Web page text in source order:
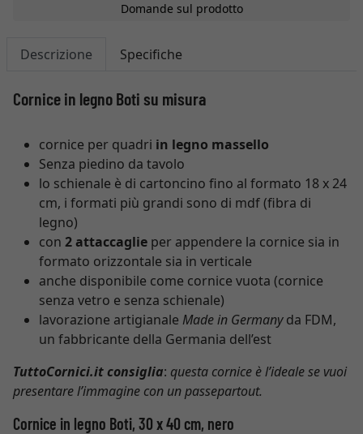
Domande sul prodotto
Descrizione Specifiche
Cornice in legno Boti su misura
cornice per quadri in legno massello
Senza piedino da tavolo
lo schienale è di cartoncino fino al formato 18 x 24
cm, i formati più grandi sono di mdf (fibra di
legno)
con 2 attaccaglie per appendere la cornice sia in
formato orizzontale sia in verticale
anche disponibile come cornice vuota (cornice
senza vetro e senza schienale)
lavorazione artigianale Made in Germanyda FDM,
un fabbricante della Germania dell’est
TuttoCornici.it consiglia: questa cornice è l’ideale se vuoi
presentare l’immagine con un passepartout.
Cornice in legno Boti, 30 x 40 cm, nero